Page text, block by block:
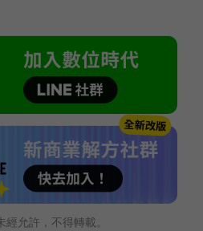
允許，不得轉載。